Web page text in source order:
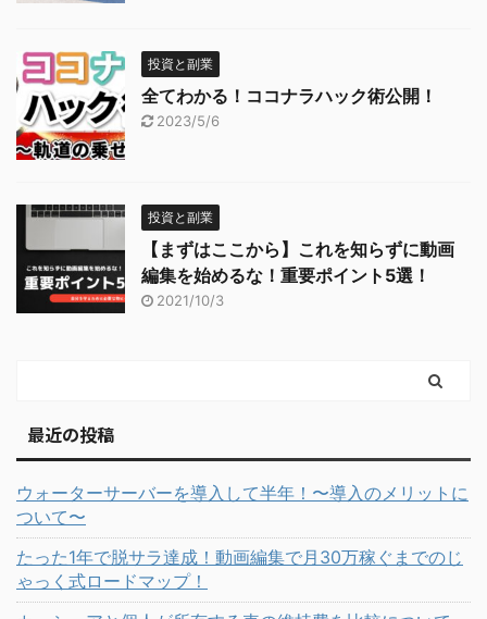
投資と副業
全てわかる！ココナラハック術公開！
2023/5/6
投資と副業
【まずはここから】これを知らずに動画
編集を始めるな！重要ポイント5選！
2021/10/3
最近の投稿
ウォーターサーバーを導入して半年！〜導入のメリットに
ついて〜
たった1年で脱サラ達成！動画編集で月30万稼ぐまでのじ
ゃっく式ロードマップ！